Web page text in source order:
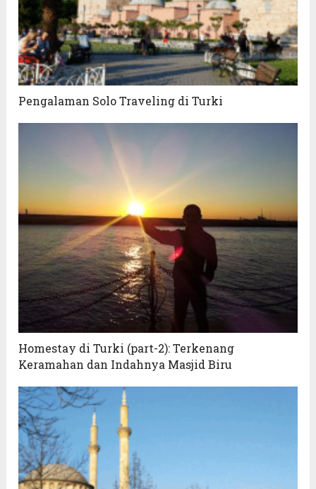
Pengalaman Solo Traveling di Turki
Homestay di Turki (part-2): Terkenang
Keramahan dan Indahnya Masjid Biru